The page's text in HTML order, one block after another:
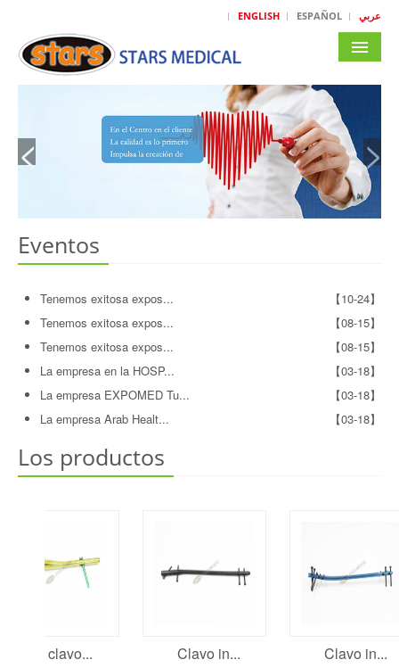
ENGLISH ESPAÑOL عربي
HOME
INTRODUCCIÓN
LOS PRODUCTOS
LA ADHESIÓN
DESCARGAR
CONTACTO
< >
Eventos
Tenemos exitosa expos...
【10-24】
Tenemos exitosa expos...
【08-15】
Tenemos exitosa expos...
【08-15】
La empresa en la HOSP...
【03-18】
La empresa EXPOMED Tu...
【03-18】
La empresa Arab Healt...
【03-18】
Los productos
El clavo... Clavo in... Clavo in...